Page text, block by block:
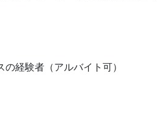
経験者（アルバイト可）